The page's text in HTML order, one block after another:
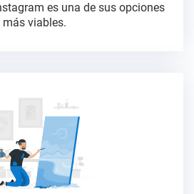
es una de sus opciones
más viables.